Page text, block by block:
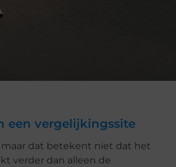
een vergelijkingssite
dat betekent niet dat het
verder dan alleen de